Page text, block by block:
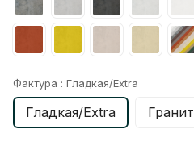
Фактура : Гладкая/Extra
Гладкая/Extra Гранит